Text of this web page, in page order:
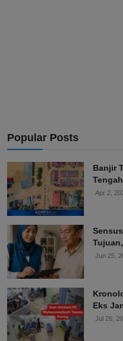
Popular Posts
Banjir
Apr 2,
Jun 25,
Eks
Jul 26,